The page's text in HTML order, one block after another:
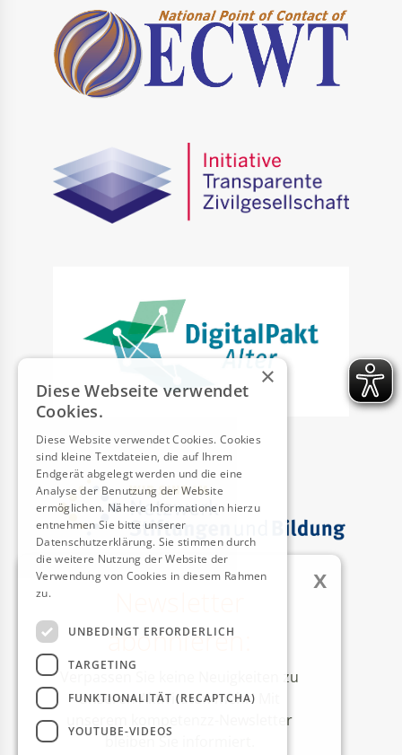
AUSZEICHNUNGEN
abonnieren:
Verpassen Sie keine Neuigkeiten zu
unseren Aktivitäten mehr! Mit
unserem kompetenzz-Newsletter
bleiben Sie informiert.
x
×
Diese Webseite verwendet
Cookies.
Diese Website verwendet Cookies. Cookies
sind kleine Textdateien, die auf Ihrem
Endgerät abgelegt werden und die eine
Analyse der Benutzung der Website
ermöglichen. Nähere Informationen hierzu
entnehmen Sie bitte unserer
Datenschutzerklärung. Sie stimmen durch
die weitere Nutzung der Website der
Verwendung von Cookies in diesem Rahmen
zu.
UNBEDINGT ERFORDERLICH
TARGETING
FUNKTIONALITÄT (RECAPTCHA)
YOUTUBE-VIDEOS